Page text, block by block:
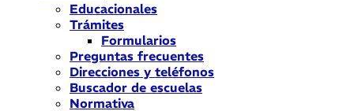
Educacionales
Trámites
Formularios
Preguntas frecuentes
Direcciones y teléfonos
Buscador de escuelas
Normativa